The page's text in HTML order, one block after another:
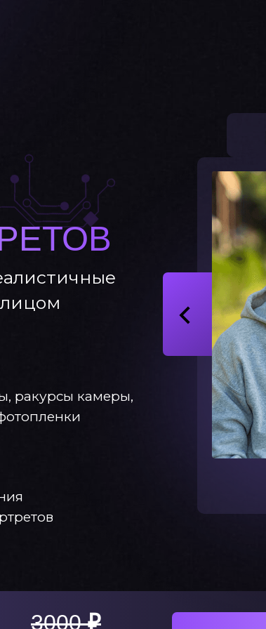
ракурсы камеры,
3000₽